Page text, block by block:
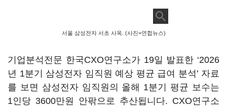
서울 삼성전자 서초 사옥. (사진=연합뉴스)
기업분석전문 한국CXO연구소가 19일 발표한 ‘2026
년 1분기 삼성전자 임직원 예상 평균 급여 분석’ 자료
를 보면 삼성전자 임직원의 올해 1분기 평균 보수는
1인당 3600만원 안팎으로 추산됩니다. CXO연구소